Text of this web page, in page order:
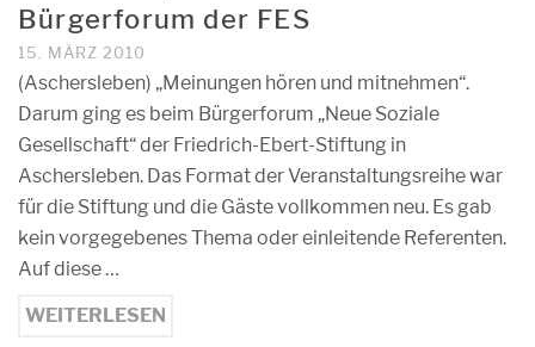
Bürgerforum der FES
15. MÄRZ 2010
(Aschersleben) „Meinungen hören und mitnehmen“.
Darum ging es beim Bürgerforum „Neue Soziale
Gesellschaft“ der Friedrich-Ebert-Stiftung in
Aschersleben. Das Format der Veranstaltungsreihe war
für die Stiftung und die Gäste vollkommen neu. Es gab
kein vorgegebenes Thema oder einleitende Referenten.
Auf diese …
WEITERLESEN